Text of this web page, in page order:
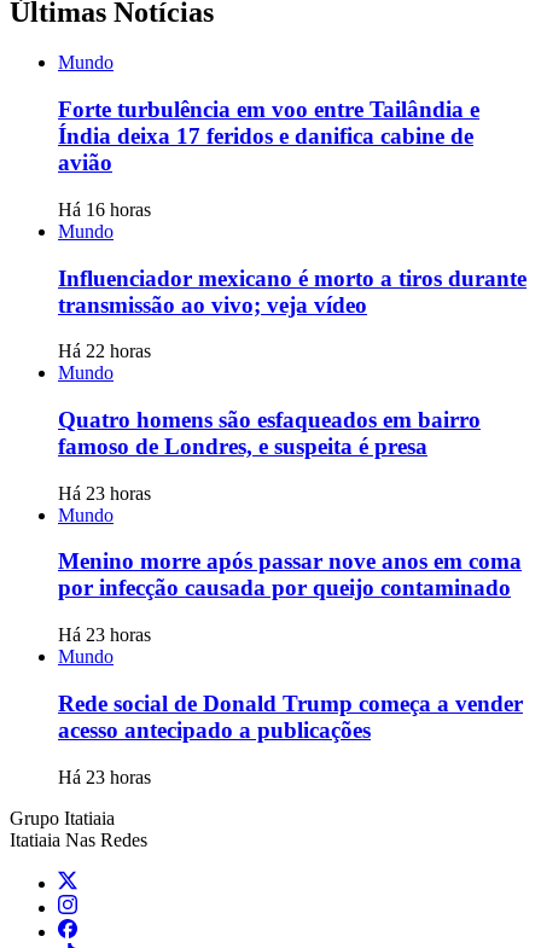
Últimas Notícias
Mundo
Forte turbulência em voo entre Tailândia e
Índia deixa 17 feridos e danifica cabine de
avião
Há 16 horas
Mundo
Influenciador mexicano é morto a tiros durante
transmissão ao vivo; veja vídeo
Há 22 horas
Mundo
Quatro homens são esfaqueados em bairro
famoso de Londres, e suspeita é presa
Há 23 horas
Mundo
Menino morre após passar nove anos em coma
por infecção causada por queijo contaminado
Há 23 horas
Mundo
Rede social de Donald Trump começa a vender
acesso antecipado a publicações
Há 23 horas
Grupo Itatiaia
Itatiaia Nas Redes